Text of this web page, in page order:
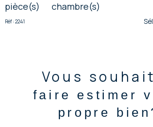
pièce(s) chambre(s)
Réf : 2241
Vous
faire estimer
propre